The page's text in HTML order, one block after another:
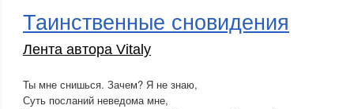
Таинственные сновидения
Лента автора Vitaly
Ты мне снишься. Зачем? Я не знаю,
Суть посланий неведома мне,